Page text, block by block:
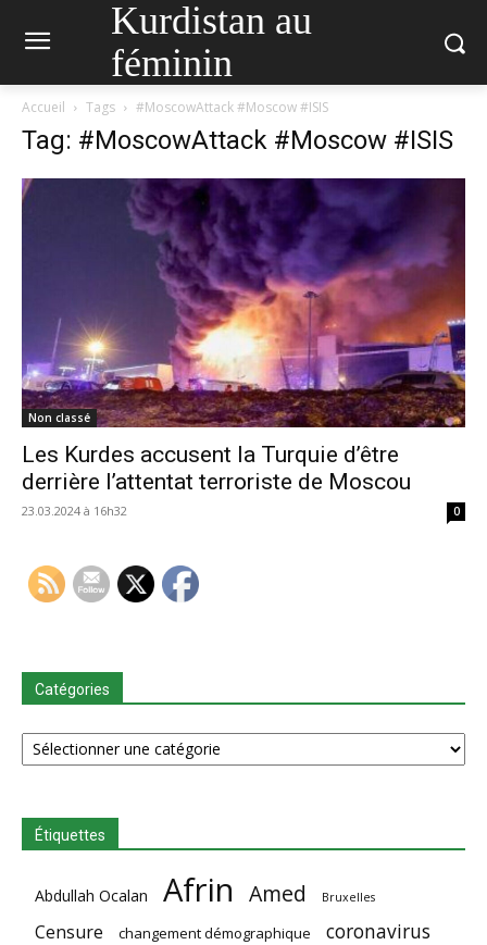
Kurdistan au
féminin
Accueil Tags #MoscowAttack #Moscow #ISIS
Tag: #MoscowAttack #Moscow #ISIS
Non classé
Les Kurdes accusent la Turquie d’être
derrière l’attentat terroriste de Moscou
23.03.2024 à 16h32 0
Catégories
Catégories
Étiquettes
Abdullah Ocalan Afrin Amed Bruxelles
Censure changement démographique coronavirus